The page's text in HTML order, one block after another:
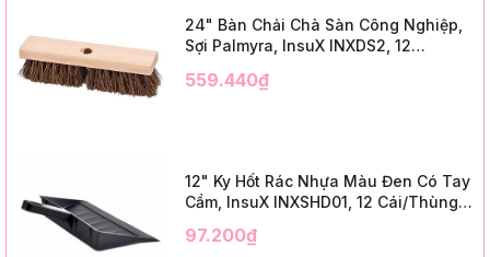
24" Bàn Chải Chà Sàn Công Nghiệp,
Sợi Palmyra, InsuX INXDS2, 12
3" Trim)
559.440₫
12" Ky Hốt Rác Nhựa Màu Đen Có Tay
Cầm, InsuX INXSHD01, 12 Cái/Thùng,
Black Plastic)
97.200₫